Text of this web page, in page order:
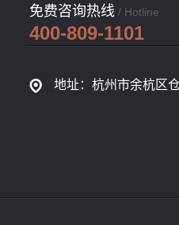
免费咨询热线 / Hotline
400-809-1101
地址：杭州市余杭区